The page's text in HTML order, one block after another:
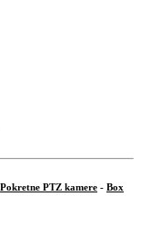
Pokretne PTZ kamere - Box